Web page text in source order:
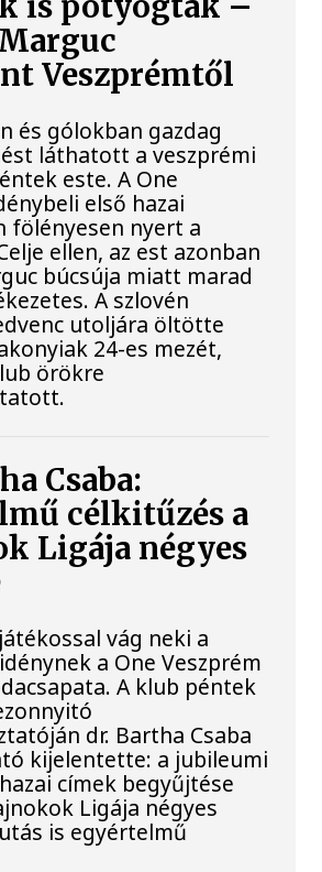
Veszprémtől
és gólokban gazdag
láthatott a veszprémi
este. A One
első hazai
fölényesen nyert a
ellen, az est azonban
búcsúja miatt marad
A szlovén
utoljára öltötte
24-es mezét,
örökre
Csaba:
célkitűzés a
Ligája négyes
vág neki a
a One Veszprém
A klub péntek
dr. Bartha Csaba
kijelentette: a jubileumi
címek begyűjtése
Ligája négyes
is egyértelmű